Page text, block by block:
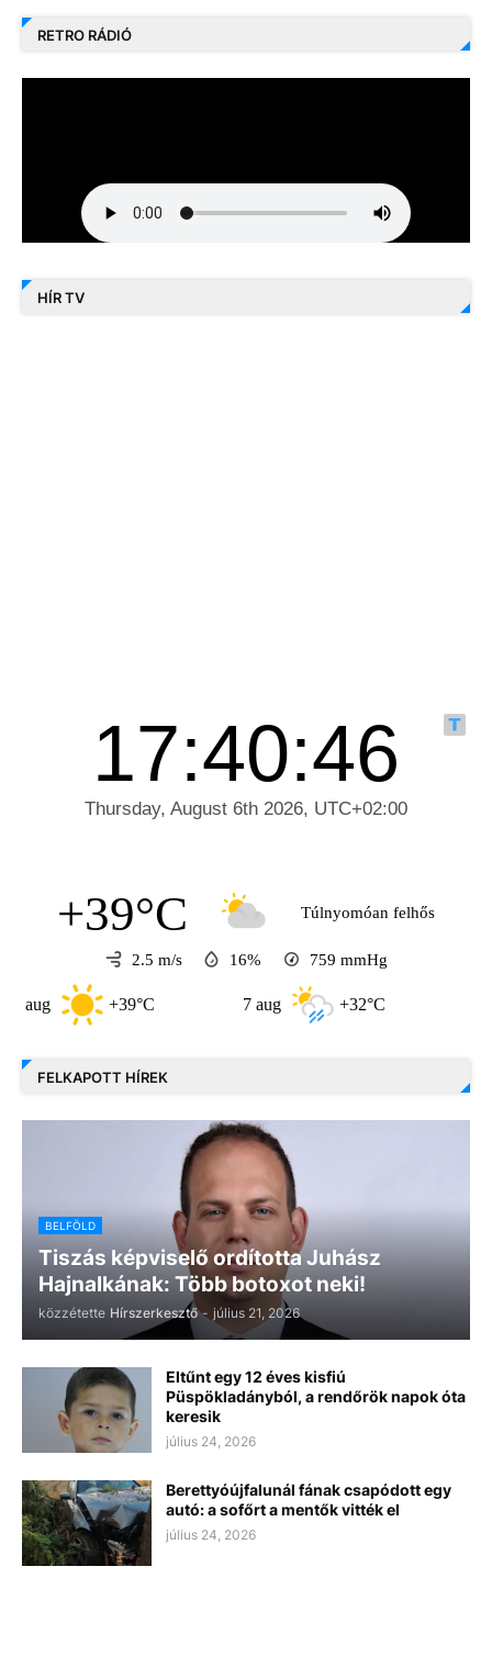
RETRO RÁDIÓ
HÍR TV
+39°C Túlnyomóan felhős
2.5 m/s 16% 759 mmHg
+39°C 7 aug +32°C 8 aug
FELKAPOTT HÍREK
BELFÖLD
Tiszás képviselő ordította Juhász
Hajnalkának: Több botoxot neki!
közzétette Hírszerkesztő - július 21, 2026
Eltűnt egy 12 éves kisfiú
Püspökladányból, a rendőrök napok óta
keresik
július 24, 2026
Berettyóújfalunál fának csapódott egy
autó: a sofőrt a mentők vitték el
július 24, 2026